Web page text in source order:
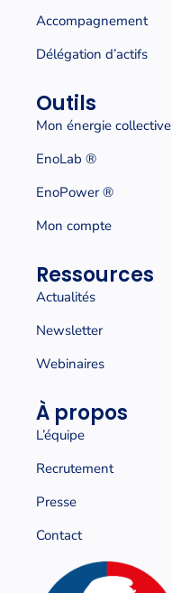
Accompagnement
Délégation d’actifs
Outils
Mon énergie collective
EnoLab ®
EnoPower ®
Mon compte
Ressources
Actualités
Newsletter
Webinaires
À propos
L’équipe
Recrutement
Presse
Contact